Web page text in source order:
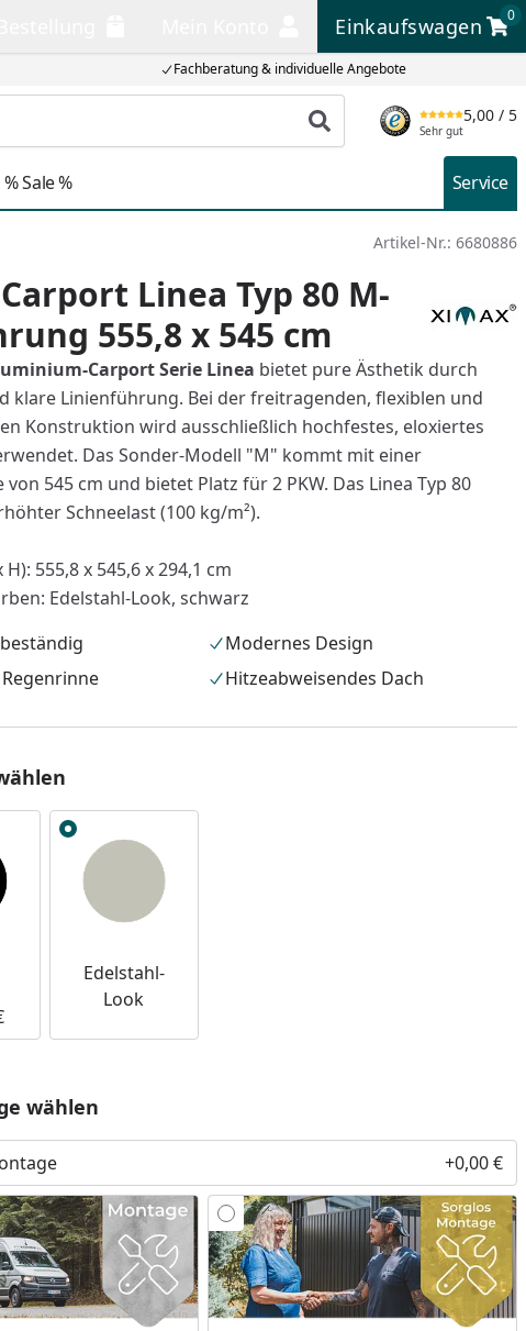
Fachberatung & individuelle Angebote
Einkaufswagen
0
Einkaufswagen
Produkt suchen
5,00 / 5
Sehr gut
% Sale % Service
Artikel-Nr.: 6680886
Linea Typ 80 M-
555,8 x 545 cm
Carport Serie Linea bietet pure Ästhetik durch
klare Linienführung. Bei der freitragenden, flexiblen und
Konstruktion wird ausschließlich hochfestes, eloxiertes
Das Sonder-Modell "M" kommt mit einer
545 cm und bietet Platz für 2 PKW. Das Linea Typ 80
Schneelast (100 kg/m²).
H): 555,8 x 545,6 x 294,1 cm
Edelstahl-Look, schwarz
Modernes Design
Hitzeabweisendes Dach
Edelstahl-
Look
wählen
+0,00 €